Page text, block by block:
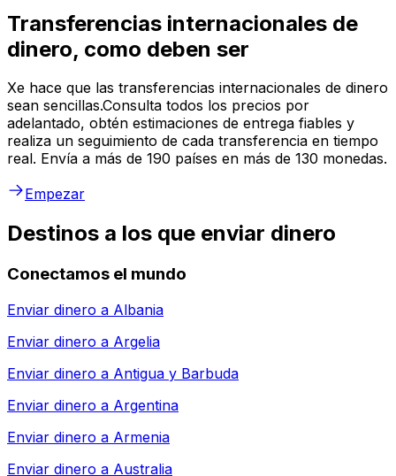
Transferencias internacionales de
dinero, como deben ser
Xe hace que las transferencias internacionales de dinero
sean sencillas.Consulta todos los precios por
adelantado, obtén estimaciones de entrega fiables y
realiza un seguimiento de cada transferencia en tiempo
real. Envía a más de 190 países en más de 130 monedas.
Empezar
Destinos a los que enviar dinero
Conectamos el mundo
Enviar dinero a Albania
Enviar dinero a Argelia
Enviar dinero a Antigua y Barbuda
Enviar dinero a Argentina
Enviar dinero a Armenia
Enviar dinero a Australia